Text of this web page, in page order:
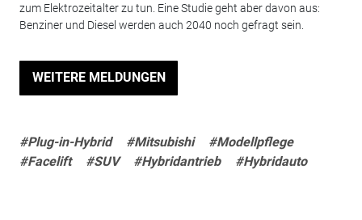
zum Elektrozeitalter zu tun. Eine Studie geht aber davon aus:
Benziner und Diesel werden auch 2040 noch gefragt sein.
WEITERE MELDUNGEN
#Plug-in-Hybrid #Mitsubishi
#Modellpflege
#Facelift
#SUV #Hybridantrieb #Hybridauto